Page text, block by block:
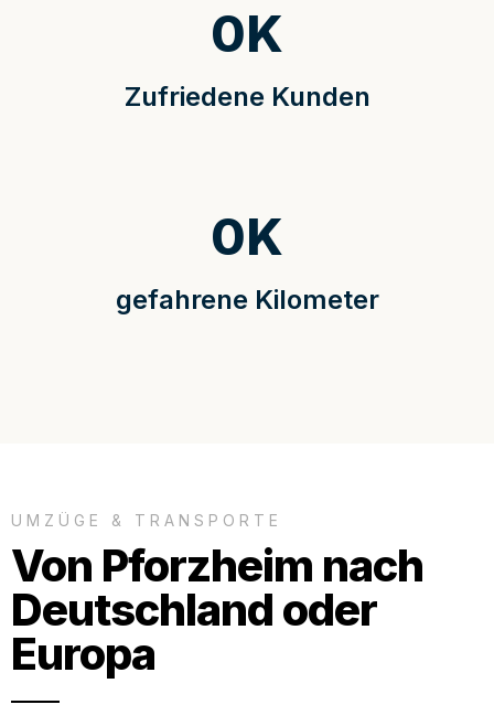
Zufriedene Kunden
0K
gefahrene Kilometer
0K
UMZÜGE & TRANSPORTE
Von Pforzheim nach
Deutschland oder
Europa